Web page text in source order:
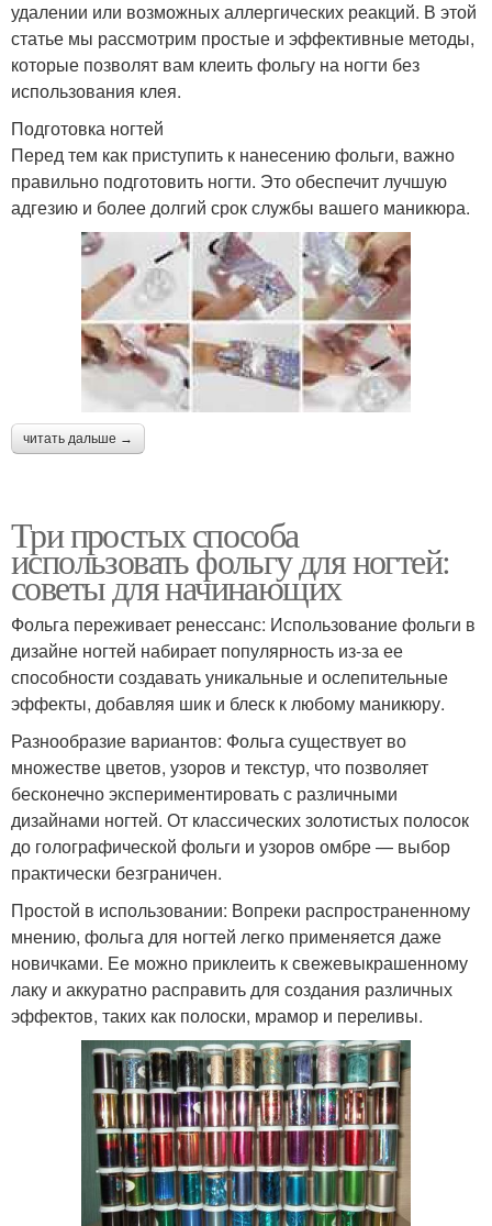
удалении или возможных аллергических реакций. В этой
статье мы рассмотрим простые и эффективные методы,
которые позволят вам клеить фольгу на ногти без
использования клея.
Подготовка ногтей
Перед тем как приступить к нанесению фольги, важно
правильно подготовить ногти. Это обеспечит лучшую
адгезию и более долгий срок службы вашего маникюра.
читать дальше →
Три простых способа
использовать фольгу для ногтей:
советы для начинающих
Фольга переживает ренессанс: Использование фольги в
дизайне ногтей набирает популярность из-за ее
способности создавать уникальные и ослепительные
эффекты, добавляя шик и блеск к любому маникюру.
Разнообразие вариантов: Фольга существует во
множестве цветов, узоров и текстур, что позволяет
бесконечно экспериментировать с различными
дизайнами ногтей. От классических золотистых полосок
до голографической фольги и узоров омбре — выбор
практически безграничен.
Простой в использовании: Вопреки распространенному
мнению, фольга для ногтей легко применяется даже
новичками. Ее можно приклеить к свежевыкрашенному
лаку и аккуратно расправить для создания различных
эффектов, таких как полоски, мрамор и переливы.